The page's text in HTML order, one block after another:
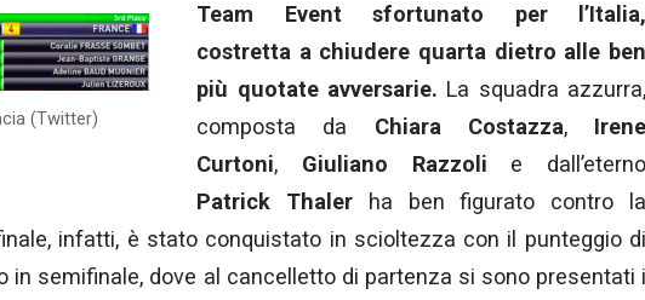
(Twitter)
Team Event sfortunato per l’Italia,
costretta a chiudere quarta dietro alle ben
più quotate avversarie. La squadra
composta da Chiara Costazza,
Curtoni, Giuliano Razzoli e
Patrick Thalerha ben figurato contro
infatti, è stato conquistato in scioltezza con il punteggio di
in semifinale, dove al cancelletto di partenza si sono presentati i